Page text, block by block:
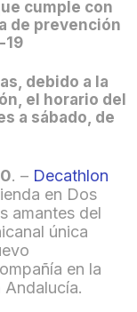
cumple con
de prevención
19
debido a la
el horario del
a sábado, de
. – Decathlon
en Dos
amantes del
única
en la
Andalucía.